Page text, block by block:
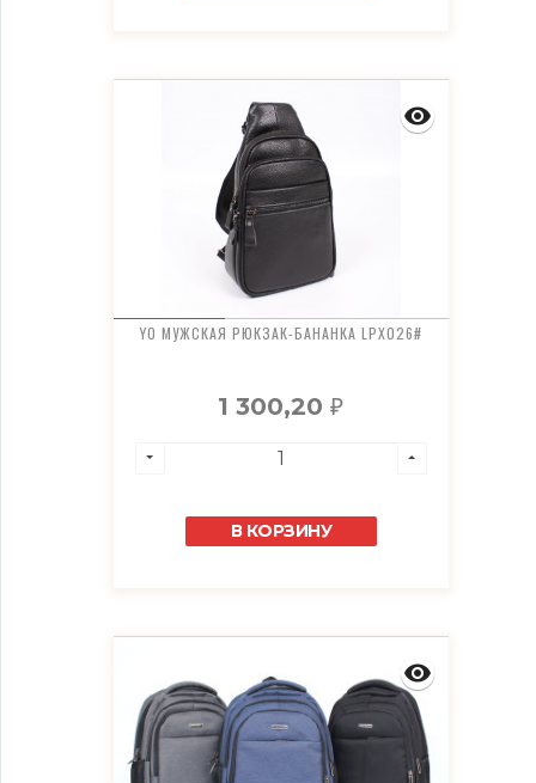
YO МУЖСКАЯ РЮКЗАК-БАНАНКА LPX026#
1 300,20₽
В КОРЗИНУ